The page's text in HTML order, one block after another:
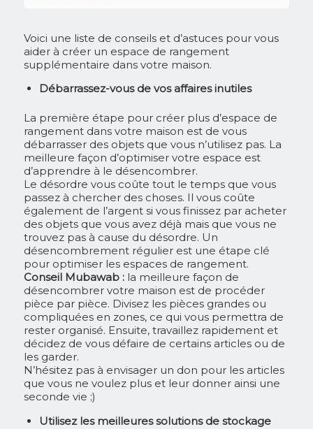
Voici une liste de conseils et d’astuces pour vous
aider à créer un espace de rangement
supplémentaire dans votre maison.
Débarrassez-vous de vos affaires inutiles
La première étape pour créer plus d’espace de
rangement dans votre maison est de vous
débarrasser des objets que vous n’utilisez pas. La
meilleure façon d’optimiser votre espace est
d’apprendre à le désencombrer.
Le désordre vous coûte tout le temps que vous
passez à chercher des choses. Il vous coûte
également de l’argent si vous finissez par acheter
des objets que vous avez déjà mais que vous ne
trouvez pas à cause du désordre. Un
désencombrement régulier est une étape clé
pour optimiser les espaces de rangement.
Conseil Mubawab :la meilleure façon de
désencombrer votre maison est de procéder
pièce par pièce. Divisez les pièces grandes ou
compliquées en zones, ce qui vous permettra de
rester organisé. Ensuite, travaillez rapidement et
décidez de vous défaire de certains articles ou de
les garder.
N’hésitez pas à envisager un don pour les articles
que vous ne voulez plus et leur donner ainsi une
seconde vie ;)
Utilisez les meilleures solutions de stockage